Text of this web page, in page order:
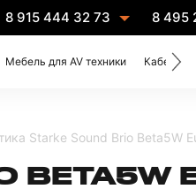
8 915 444 32 73 8 495
Мебель для AV техники Кабели
Starke Sound Brio Beta5W